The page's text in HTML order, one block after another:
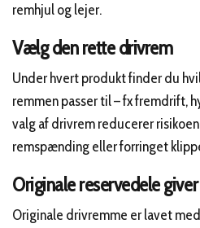
remhjul og lejer.
Vælg den rette drivrem
Under hvert produkt finder du
remmen passer til – fx fremdrift,
valg af drivrem reducerer
remspænding eller forringet
Originale reservedele
Originale drivremme er lavet